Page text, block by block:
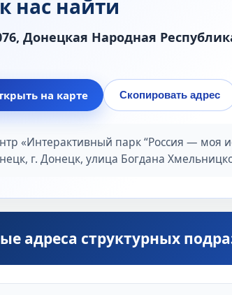
нас найти
Донецкая Народная
на карте Скопировать адрес
«Интерактивный парк “Россия — моя
г. Донецк, улица Богдана
адреса структурных